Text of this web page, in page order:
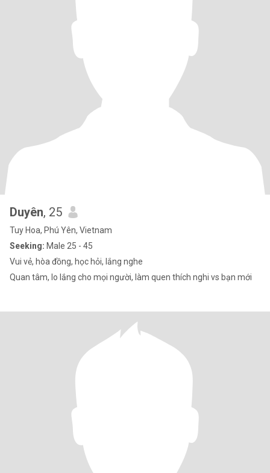
Duyên, 25
Tuy Hoa, Phú Yên, Vietnam
Seeking: Male 25 - 45
Vui vẻ, hòa đồng, học hỏi, lắng nghe
Quan tâm, lo lắng cho mọi người, làm quen thích nghi vs bạn mới